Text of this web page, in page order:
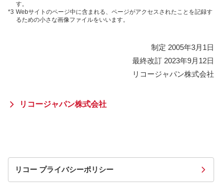
す。
*3 Webサイトのページ中に含まれる、ページがアクセスされたことを記録す
るための小さな画像ファイルをいいます。
制定 2005年3月1日
最終改訂 2023年9月12日
リコージャパン株式会社
リコージャパン株式会社
リコー プライバシーポリシー